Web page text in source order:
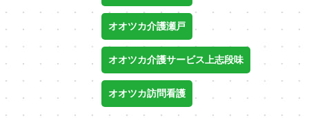
オオツカ介護瀬戸
オオツカ介護サービス上志段味
オオツカ訪問看護